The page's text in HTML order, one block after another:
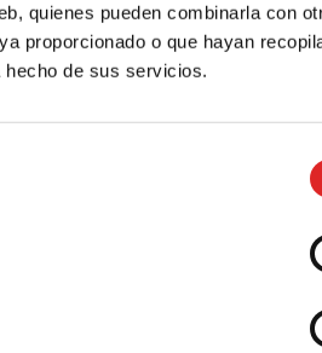
quienes pueden combinarla con
proporcionado o que hayan
de sus servicios.